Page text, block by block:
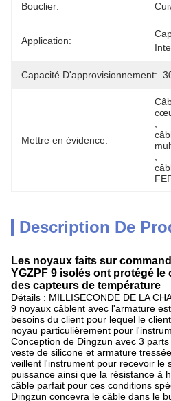
Bouclier:
Application:
Capacité D'approvisionnement:
Mettre en évidence:
Description De
Les noyaux faits sur
YGZPF 9 isolés ont protégé
des capteurs de température
Détails : MILLISECONDE DE LA
9 noyaux câblent avec l'armature
besoins du client pour lequel le
noyau particulièrement pour
Conception de Dingzun avec 3
veste de silicone et armature
veillent l'instrument pour recevoir le
puissance ainsi que la résistance à
câble parfait pour ces conditions
Dingzun concevra le câble dans le